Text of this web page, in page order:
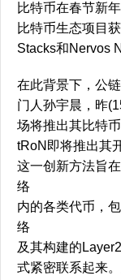
比特币在春节新
比特币生态项目
Stacks和Nervos
在此背景下，公
门人孙宇晨，昨
场将推出其比特
tRoN即将推出其
这一创新方法旨
络
内的各类代币，
络
及其构建的
式紧密联系起来